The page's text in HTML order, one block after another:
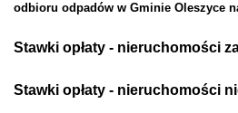
odbioru odpadów w Gminie Oleszyce
Stawki opłaty - nieruchomości
Stawki opłaty - nieruchomości